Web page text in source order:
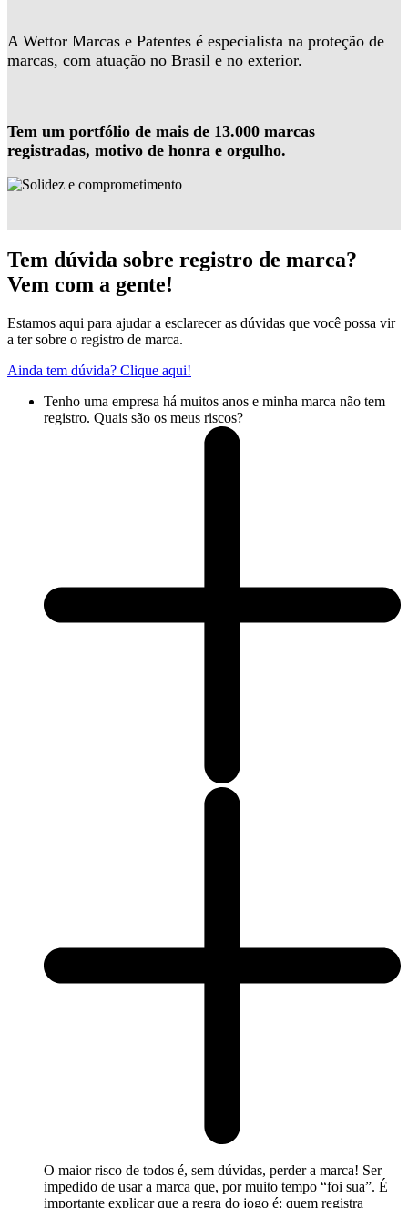
A Wettor Marcas e Patentes é especialista na proteção de
marcas, com atuação no Brasil e no exterior.
Tem um portfólio de mais de 13.000 marcas
registradas, motivo de honra e orgulho.
Tem dúvida sobre registro de marca?
Vem com a gente!
Estamos aqui para ajudar a esclarecer as dúvidas que você possa vir
a ter sobre o registro de marca.
Ainda tem dúvida? Clique aqui!
Tenho uma empresa há muitos anos e minha marca não tem
registro. Quais são os meus riscos?
O maior risco de todos é, sem dúvidas, perder a marca! Ser
impedido de usar a marca que, por muito tempo “foi sua”. É
importante explicar que a regra do jogo é: quem registra